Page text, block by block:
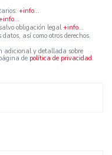
+info...
obligación legal+info...
así como otros derechos.
adicional y detallada sobre
de política de privacidad.